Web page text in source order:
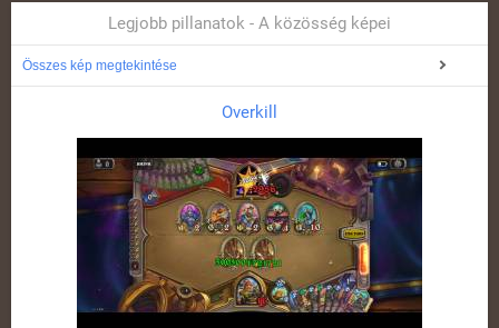
Legjobb pillanatok - A közösség képei
Összes kép megtekintése
Overkill